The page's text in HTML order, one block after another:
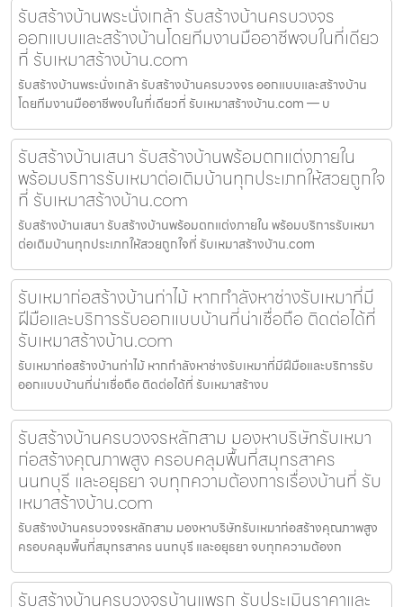
รับสร้างบ้านพระนั่งเกล้า รับสร้างบ้านครบวงจร
ออกแบบและสร้างบ้านโดยทีมงานมืออาชีพจบในที่เดียว
ที่ รับเหมาสร้างบ้าน.com
รับสร้างบ้านพระนั่งเกล้า รับสร้างบ้านครบวงจร ออกแบบและสร้างบ้าน
โดยทีมงานมืออาชีพจบในที่เดียวที่ รับเหมาสร้างบ้าน.com — บ
รับสร้างบ้านเสนา รับสร้างบ้านพร้อมตกแต่งภายใน
พร้อมบริการรับเหมาต่อเติมบ้านทุกประเภทให้สวยถูกใจ
ที่ รับเหมาสร้างบ้าน.com
รับสร้างบ้านเสนา รับสร้างบ้านพร้อมตกแต่งภายใน พร้อมบริการรับเหมา
ต่อเติมบ้านทุกประเภทให้สวยถูกใจที่ รับเหมาสร้างบ้าน.com
รับเหมาก่อสร้างบ้านท่าไม้ หากกำลังหาช่างรับเหมาที่มี
ฝีมือและบริการรับออกแบบบ้านที่น่าเชื่อถือ ติดต่อได้ที่
รับเหมาสร้างบ้าน.com
รับเหมาก่อสร้างบ้านท่าไม้ หากกำลังหาช่างรับเหมาที่มีฝีมือและบริการรับ
ออกแบบบ้านที่น่าเชื่อถือ ติดต่อได้ที่ รับเหมาสร้างบ
รับสร้างบ้านครบวงจรหลักสาม มองหาบริษัทรับเหมา
ก่อสร้างคุณภาพสูง ครอบคลุมพื้นที่สมุทรสาคร
นนทบุรี และอยุธยา จบทุกความต้องการเรื่องบ้านที่ รับ
เหมาสร้างบ้าน.com
รับสร้างบ้านครบวงจรหลักสาม มองหาบริษัทรับเหมาก่อสร้างคุณภาพสูง
ครอบคลุมพื้นที่สมุทรสาคร นนทบุรี และอยุธยา จบทุกความต้องก
รับสร้างบ้านครบวงจรบ้านแพรก รับประเมินราคาและ